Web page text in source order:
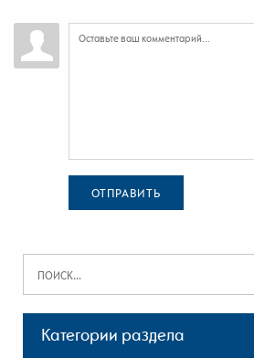
ОТПРАВИТЬ
Категории раздела